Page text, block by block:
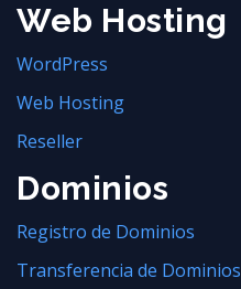
Web Hosting
WordPress
Web Hosting
Reseller
Dominios
Registro de Dominios
Transferencia de Dominios